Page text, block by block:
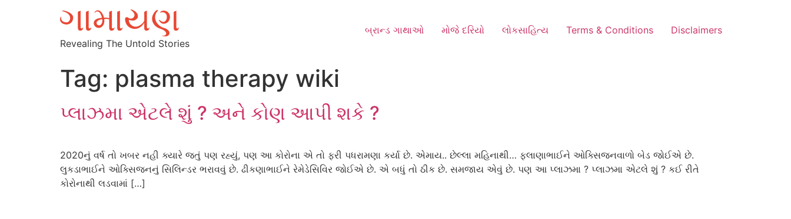
Revealing The Untold Stories
બ્રાન્ડ ગાથાઓ મોજે દરિયો લોકસાહિત્ય Terms & Conditions Disclaimers
Tag: plasma therapy wiki
પ્લાઝમા એટલે શું ? અને કોણ આપી શકે ?
2020નું વર્ષ તો ખબર નહી ક્યારે જતું પણ રહ્યું, પણ આ કોરોના એ તો ફરી પધરામણા કર્યા છે. એમાય.. છેલ્લા મહિનાથી… ફલાણાભાઈને ઓક્સિજનવાળો બેડ જોઈએ છે.
લુકડાભાઈને ઓક્સિજનનું સિલિન્ડર ભરાવવું છે. ઢીકણાભાઈને રેમેડેસિવિર જોઈએ છે. એ બધું તો ઠીક છે. સમજાય એવું છે. પણ આ પ્લાઝમા ? પ્લાઝમા એટલે શું ? કઈ રીતે
કોરોનાથી લડવામાં […]